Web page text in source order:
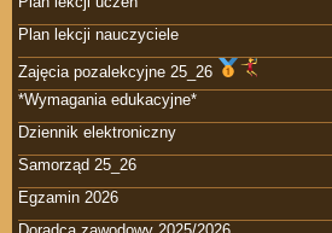
Plan lekcji nauczyciele
Zajęcia pozalekcyjne 25_26
*Wymagania edukacyjne*
Dziennik elektroniczny
Samorząd 25_26
Egzamin 2026